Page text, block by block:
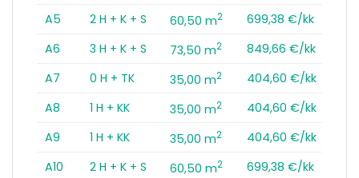
A5
2 H + K + S 60,50 m2
699,38 €/kk
A6
3 H + K + S 73,50 m2
849,66 €/kk
A7
0 H + TK 35,00 m2
404,60 €/kk
A8
1 H + KK 35,00 m2
404,60 €/kk
A9
1 H + KK 35,00 m2
404,60 €/kk
A10
2 H + K + S 60,50 m2
699,38 €/kk